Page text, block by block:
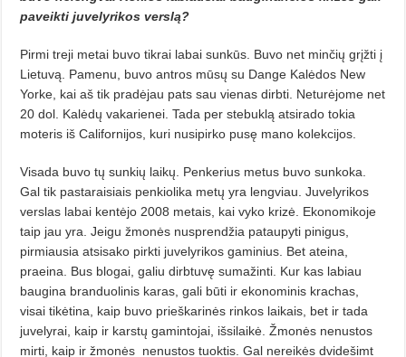
paveikti juvelyrikos verslą?
Pirmi treji metai buvo tikrai labai sunkūs. Buvo net minčių grįžti į
Lietuvą. Pamenu, buvo antros mūsų su Dange Kalėdos New
Yorke, kai aš tik pradėjau pats sau vienas dirbti. Neturėjome net
20 dol. Kalėdų vakarienei. Tada per stebuklą atsirado tokia
moteris iš Californijos, kuri nusipirko pusę mano kolekcijos.
Visada buvo tų sunkių laikų. Penkerius metus buvo sunkoka.
Gal tik pastaraisiais penkiolika metų yra lengviau. Juvelyrikos
verslas labai kentėjo 2008 metais, kai vyko krizė. Ekonomikoje
taip jau yra. Jeigu žmonės nusprendžia pataupyti pinigus,
pirmiausia atsisako pirkti juvelyrikos gaminius. Bet ateina,
praeina. Bus blogai, galiu dirbtuvę sumažinti. Kur kas labiau
baugina branduolinis karas, gali būti ir ekonominis krachas,
visai tikėtina, kaip buvo prieškarinės rinkos laikais, bet ir tada
juvelyrai, kaip ir karstų gamintojai, išsilaikė. Žmonės nenustos
mirti, kaip ir žmonės nenustos tuoktis. Gal nereikės dvidešimt